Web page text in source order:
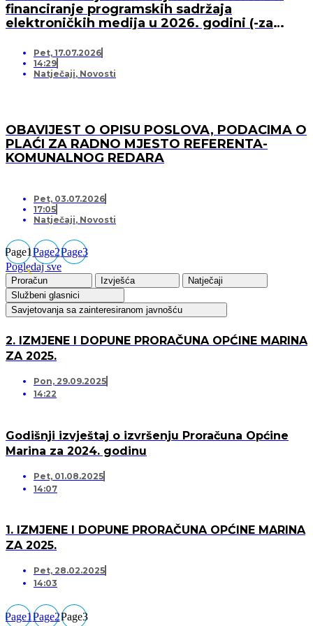
financiranje programskih sadržaja
elektroničkih medija u 2026. godini (-za
Pet, 17.07.2026
14:29
Natječaji, Novosti
OBAVIJEST O OPISU POSLOVA, PODACIMA O
PLAĆI ZA RADNO MJESTO REFERENTA-
KOMUNALNOG REDARA
Pet, 03.07.2026
17:05
Natječaji, Novosti
Page1Page2Page3
Pogledaj sve
Proračun Izvješća
Natječaji
Službeni glasnici
Savjetovanja sa zainteresiranom javnošću
2. IZMJENE I DOPUNE PRORAČUNA OPĆINE MARINA
ZA 2025.
Pon, 29.09.2025
14:22
Godišnji izvještaj o izvršenju Proračuna Općine
Marina za 2024. godinu
Pet, 01.08.2025
14:07
1. IZMJENE I DOPUNE PRORAČUNA OPĆINE MARINA
ZA 2025.
Pet, 28.02.2025
14:03
Page1Page2Page3